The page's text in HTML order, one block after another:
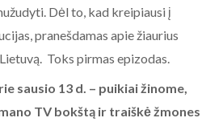
Dėl to, kad kreipiausi į
pranešdamas apie žiaurius
Toks pirmas epizodas.
sausio 13 d. – puikiai žinome,
TV bokštą ir traiškė žmones